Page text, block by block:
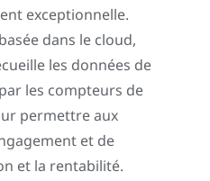
exceptionnelle.
dans le cloud,
les données de
les compteurs de
permettre aux
et de
et la rentabilité.